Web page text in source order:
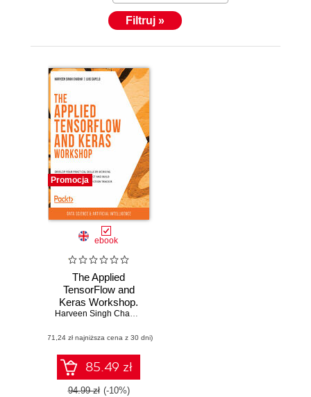
Filtruj »
Promocja
ebook
The Applied
TensorFlow and
Keras Workshop.
Develop your
working through a
real-world project
and build your own
Bitcoin price
prediction tracker
Harveen Singh Chadha
(71,24 zł najniższa cena z 30 dni)
85.49 zł
94.99 zł (-10%)